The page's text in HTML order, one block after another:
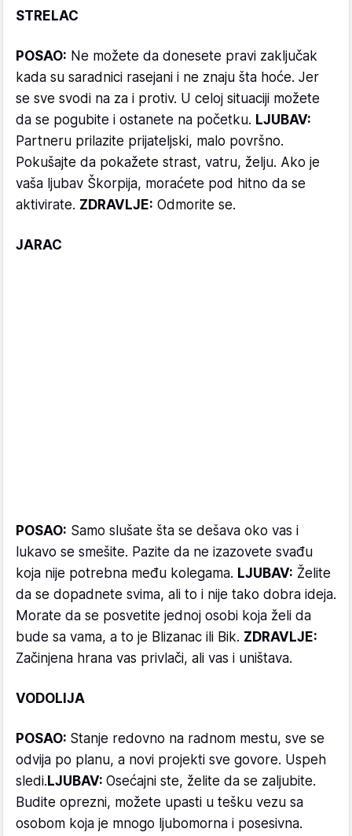
STRELAC
POSAO: Ne možete da donesete pravi zaključak
kada su saradnici rasejani i ne znaju šta hoće. Jer
se sve svodi na za i protiv. U celoj situaciji možete
da se pogubite i ostanete na početku. LJUBAV:
Partneru prilazite prijateljski, malo površno.
Pokušajte da pokažete strast, vatru, želju. Ako je
vaša ljubav Škorpija, moraćete pod hitno da se
aktivirate. ZDRAVLJE: Odmorite se.
JARAC
POSAO: Samo slušate šta se dešava oko vas i
lukavo se smešite. Pazite da ne izazovete svađu
koja nije potrebna među kolegama. LJUBAV: Želite
da se dopadnete svima, ali to i nije tako dobra ideja.
Morate da se posvetite jednoj osobi koja želi da
bude sa vama, a to je Blizanac ili Bik. ZDRAVLJE:
Začinjena hrana vas privlači, ali vas i uništava.
VODOLIJA
POSAO: Stanje redovno na radnom mestu, sve se
odvija po planu, a novi projekti sve govore. Uspeh
sledi. LJUBAV: Osećajni ste, želite da se zaljubite.
Budite oprezni, možete upasti u tešku vezu sa
osobom koja je mnogo ljubomorna i posesivna.